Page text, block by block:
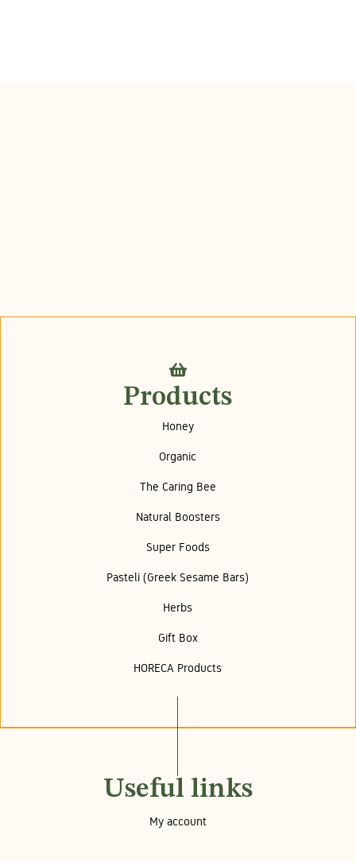
Products
Honey
Organic
The Caring Bee
Natural Boosters
Super Foods
Pasteli (Greek Sesame Bars)
Herbs
Gift Box
HORECA Products
Useful links
My account